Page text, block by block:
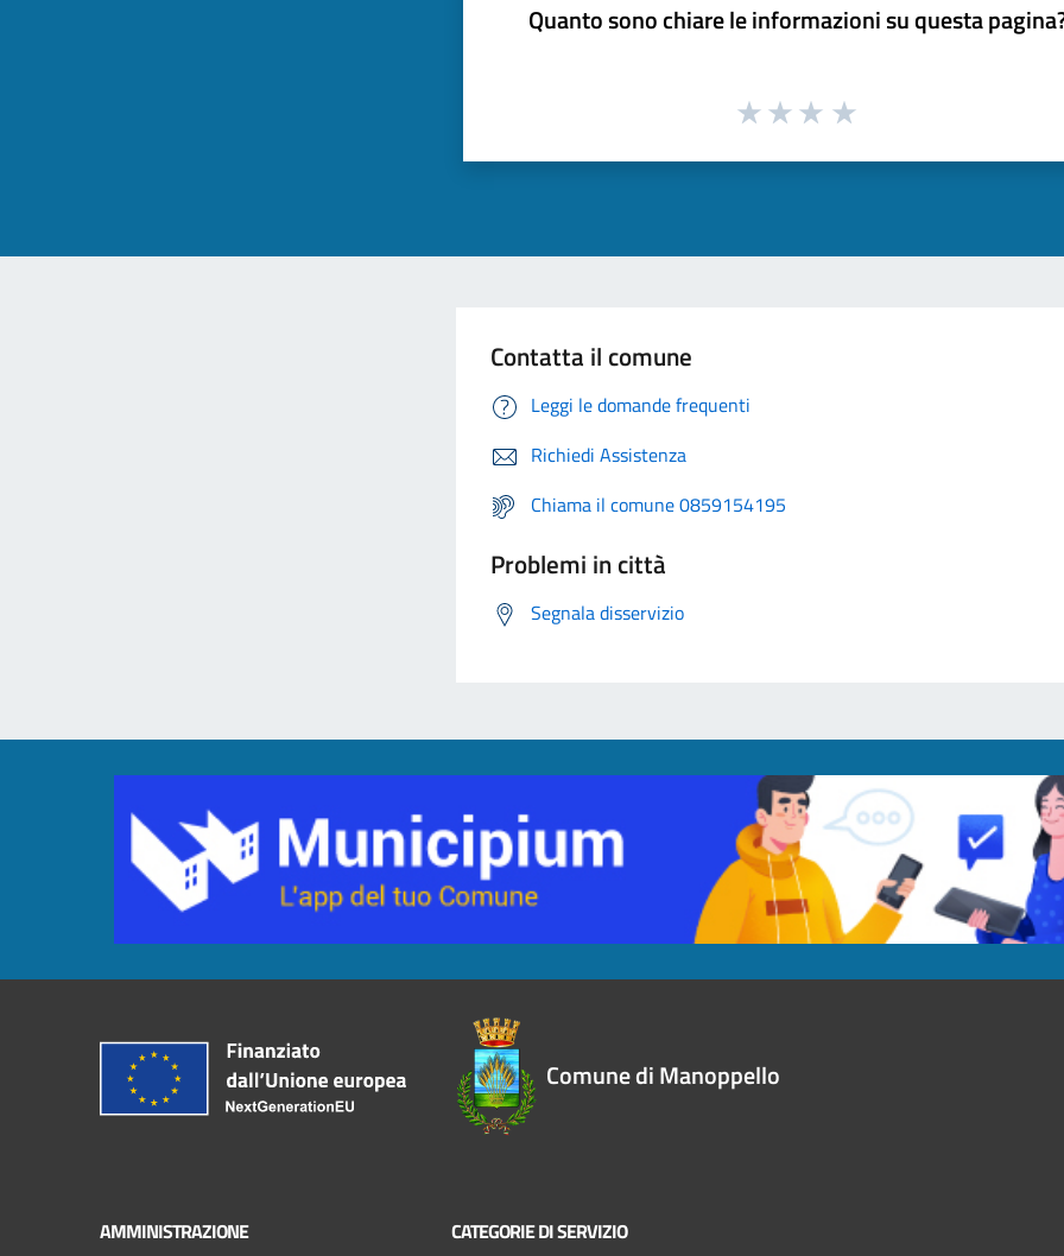
Quanto sono chiare le informazioni su questa
Contatta il comune
Leggi le domande frequenti
Richiedi Assistenza
Chiama il comune 0859154195
Problemi in città
Segnala disservizio
Comune di Manoppello
AMMINISTRAZIONE CATEGORIE DI SERVIZIO